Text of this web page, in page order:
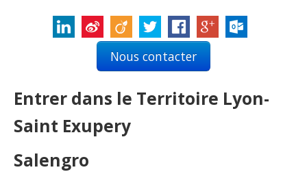
Nous contacter
Entrer dans le Territoire Lyon-
Saint Exupery
Salengro